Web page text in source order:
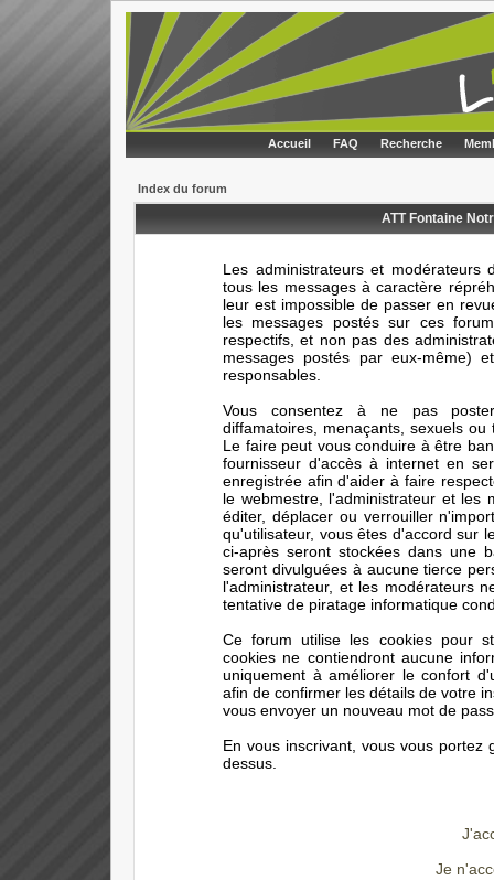
Accueil FAQ Recherche
Index du forum
ATT Fontaine
Les administrateurs et
tous les messages à caractère
leur est impossible de passer en
les messages postés sur ces
respectifs, et non pas des
messages postés par eux-même)
responsables.
Vous consentez à ne pas
diffamatoires, menaçants, sexuels
Le faire peut vous conduire à être
fournisseur d'accès à internet en
enregistrée afin d'aider à faire
le webmestre, l'administrateur et les
éditer, déplacer ou verrouiller
qu'utilisateur, vous êtes d'accord sur
ci-après seront stockées dans une
seront divulguées à aucune tierce
l'administrateur, et les modérateurs
tentative de piratage informatique
Ce forum utilise les cookies pour
cookies ne contiendront aucune
uniquement à améliorer le confort
afin de confirmer les détails de votre
vous envoyer un nouveau mot de
En vous inscrivant, vous vous
dessus.
Je